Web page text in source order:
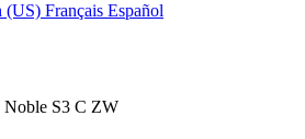
(US) Français Español
Noble S3 C ZW